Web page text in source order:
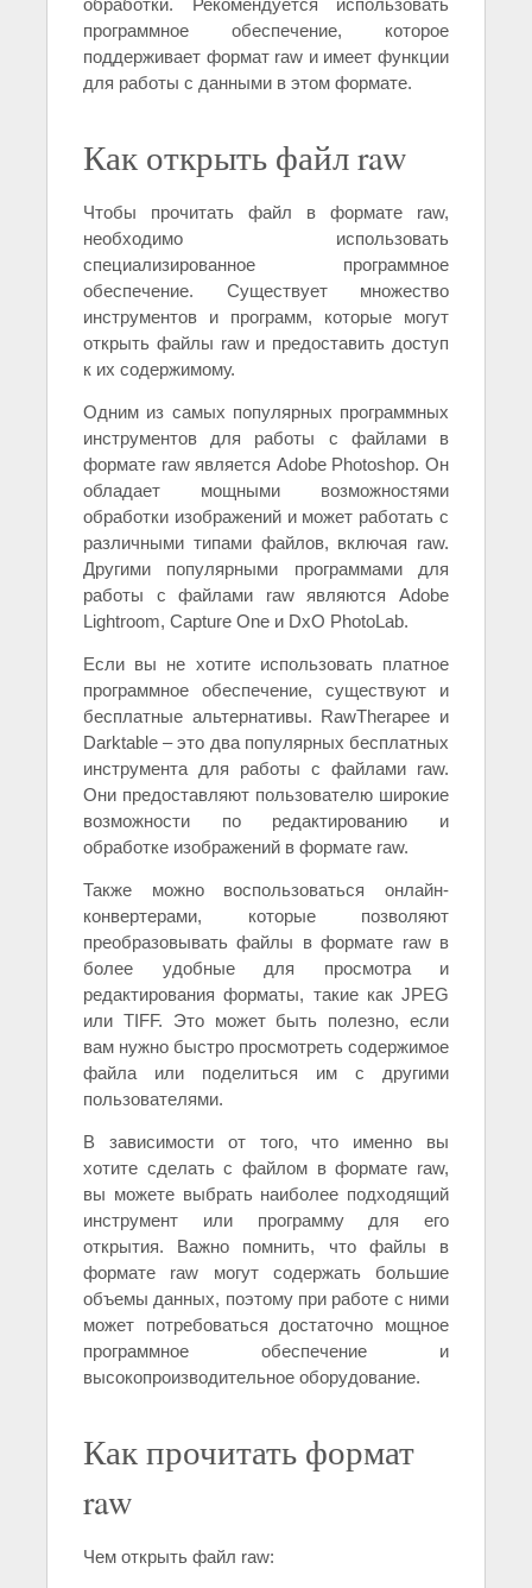
обработки. Рекомендуется использовать
программное обеспечение, которое
поддерживает формат raw и имеет функции
для работы с данными в этом формате.
Как открыть файл raw
Чтобы прочитать файл в формате raw,
необходимо использовать
специализированное программное
обеспечение. Существует множество
инструментов и программ, которые могут
открыть файлы raw и предоставить доступ
к их содержимому.
Одним из самых популярных программных
инструментов для работы с файлами в
формате raw является Adobe Photoshop. Он
обладает мощными возможностями
обработки изображений и может работать с
различными типами файлов, включая raw.
Другими популярными программами для
работы с файлами raw являются Adobe
Lightroom, Capture One и DxO PhotoLab.
Если вы не хотите использовать платное
программное обеспечение, существуют и
бесплатные альтернативы. RawTherapee и
Darktable – это два популярных бесплатных
инструмента для работы с файлами raw.
Они предоставляют пользователю широкие
возможности по редактированию и
обработке изображений в формате raw.
Также можно воспользоваться онлайн-
конвертерами, которые позволяют
преобразовывать файлы в формате raw в
более удобные для просмотра и
редактирования форматы, такие как JPEG
или TIFF. Это может быть полезно, если
вам нужно быстро просмотреть содержимое
файла или поделиться им с другими
пользователями.
В зависимости от того, что именно вы
хотите сделать с файлом в формате raw,
вы можете выбрать наиболее подходящий
инструмент или программу для его
открытия. Важно помнить, что файлы в
формате raw могут содержать большие
объемы данных, поэтому при работе с ними
может потребоваться достаточно мощное
программное обеспечение и
высокопроизводительное оборудование.
Как прочитать формат
raw
Чем открыть файл raw: